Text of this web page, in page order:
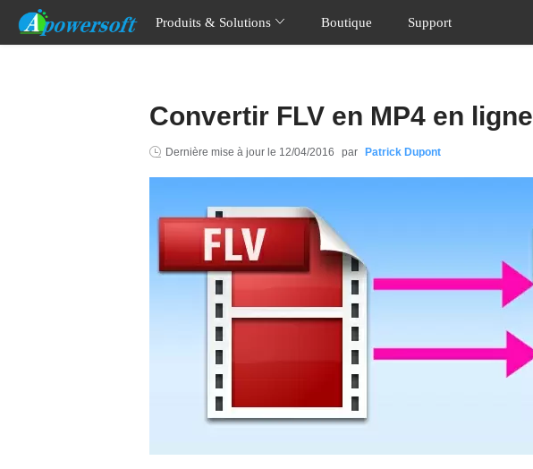
Produits & Solutions Boutique Support
Convertir FLV en MP4 en ligne
Dernière mise à jour le 12/04/2016 par Patrick Dupont